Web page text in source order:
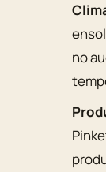
no